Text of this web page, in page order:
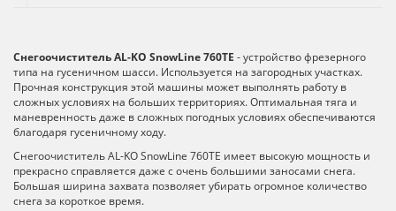
Снегоочиститель AL-KO SnowLine 760TE - устройство фрезерного
типа на гусеничном шасси. Используется на загородных участках.
Прочная конструкция этой машины может выполнять работу в
сложных условиях на больших территориях. Оптимальная тяга и
маневренность даже в сложных погодных условиях обеспечиваются
благодаря гусеничному ходу.
Снегоочиститель AL-KO SnowLine 760TE имеет высокую мощность и
прекрасно справляется даже с очень большими заносами снега.
Большая ширина захвата позволяет убирать огромное количество
снега за короткое время.